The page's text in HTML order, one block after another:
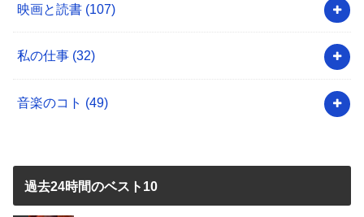
映画と読書 (107)
私の仕事 (32)
音楽のコト (49)
過去24時間のベスト10